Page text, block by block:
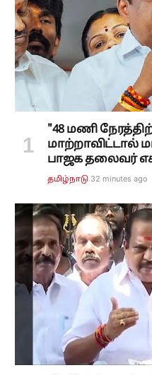
"48 மணி
மாற்றாவிட்டால்
பாஜக தலைவர்
தமிழ்நாடு 32 minutes ago